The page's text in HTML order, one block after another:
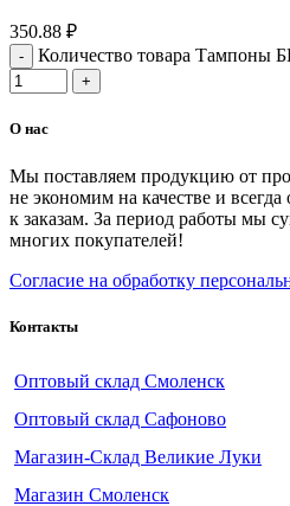
350.88 ₽
Количество товара Тампоны
О нас
Мы поставляем продукцию от
не экономим на качестве и
к заказам. За период работы мы
многих покупателей!
Согласие на обработку
Контакты
Оптовый склад Смоленск
Оптовый склад Сафоново
Магазин-Склад Великие Луки
Магазин Смоленск